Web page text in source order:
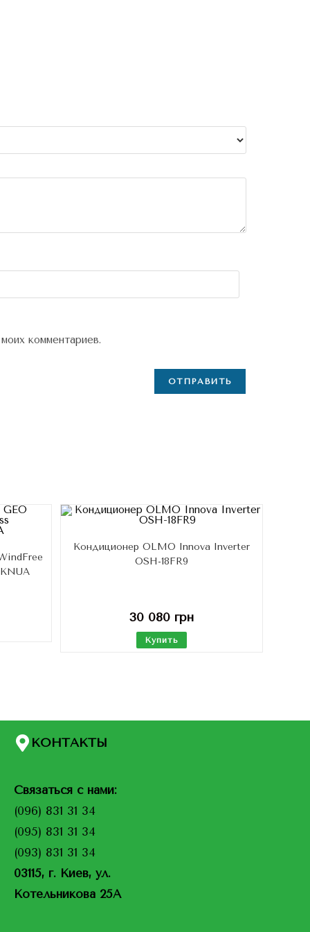
комментариев.
Кондиционер OLMO Innova Inverter
OSH-18FR9
30 080 грн
Купить
КОНТАКТЫ
Связаться с нами:
(096) 831 31 34
(095) 831 31 34
(093) 831 31 34
03115, г. Киев, ул.
Котельникова 25А